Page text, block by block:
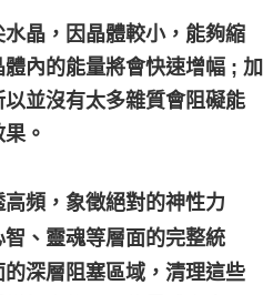
)免運費
)免運費
晶，因晶體較小，能夠縮
內的能量將會快速增幅 ; 加
並沒有太多雜質會阻礙能
。
頻，象徵絕對的神性力
、靈魂等層面的完整統
深層阻塞區域，清理這些